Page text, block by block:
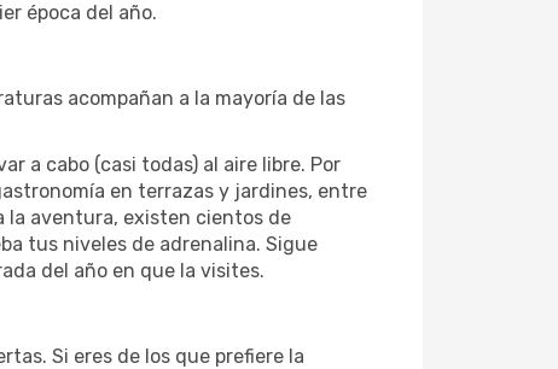
época del año.
acompañan a la mayoría de las
a cabo (casi todas) al aire libre. Por
en terrazas y jardines, entre
la aventura, existen cientos de
tus niveles de adrenalina. Sigue
del año en que la visites.
Si eres de los que prefiere la